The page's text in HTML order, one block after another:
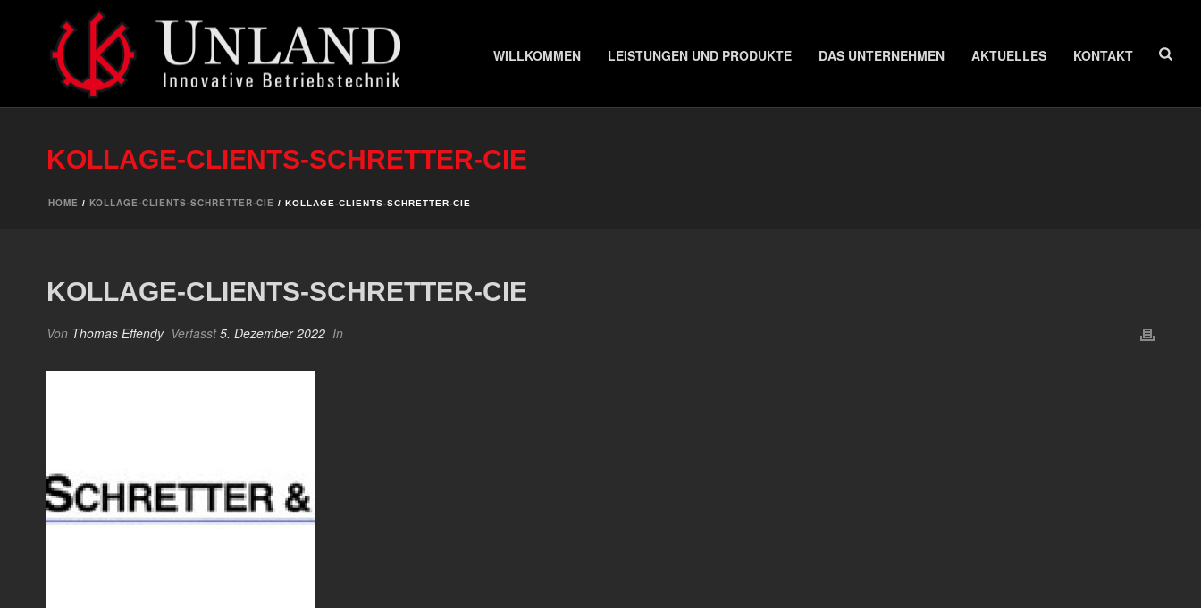
WILLKOMMEN LEISTUNGEN UND PRODUKTE DAS UNTERNEHMEN AKTUELLES KONTAKT
KOLLAGE-CLIENTS-SCHRETTER-CIE
HOME / KOLLAGE-CLIENTS-SCHRETTER-CIE / KOLLAGE-CLIENTS-SCHRETTER-CIE
KOLLAGE-CLIENTS-SCHRETTER-CIE
Von Thomas Effendy Verfasst5. Dezember 2022 In